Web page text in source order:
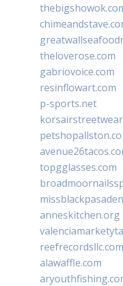
theloverose.com
gabriovoice.com
resinflowart.com
p-sports.net
topgglasses.com
anneskitchen.org
reefrecordsllc.com
alawaffle.com